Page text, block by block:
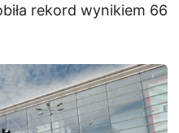
rekord wynikiem 66